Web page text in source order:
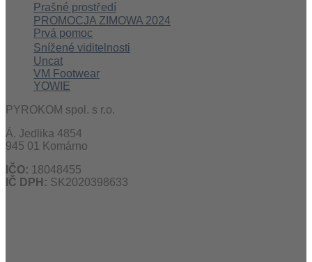
Prašné prostředí
PROMOCJA ZIMOWA 2024
Prvá pomoc
Snížené viditelnosti
Uncat
VM Footwear
YOWIE
PYROKOM spol. s r.o.
Á. Jedlika 4854
945 01 Komárno
IČO: 18048455
IČ DPH: SK2020398633